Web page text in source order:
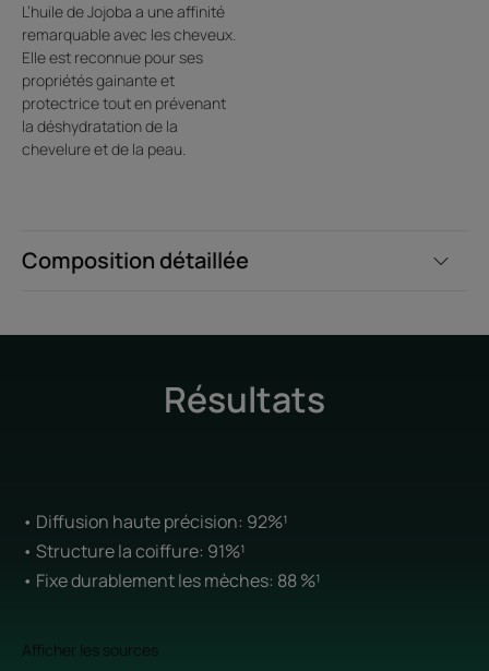
Composition détaillée
L’huile de Jojoba a une affinité
remarquable avec les cheveux.
Elle est reconnue pour ses
propriétés gainante et
protectrice tout en prévenant
la déshydratation de la
chevelure et de la peau.
Résultats
• Diffusion haute précision: 92%¹
• Structure la coiffure: 91%¹
• Fixe durablement les mèches: 88 %¹
Afficher les sources